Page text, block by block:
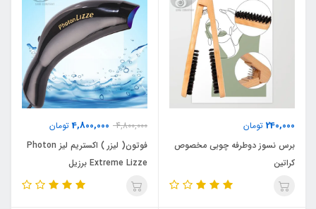
240,000 تومان
برس نسوز دوطرفه چوبی مخصوص
کراتین
4,800,000
4,800,000تومان
فوتون( لیزر ) اکستریم لیز Photon
Extreme Lizze برزیل